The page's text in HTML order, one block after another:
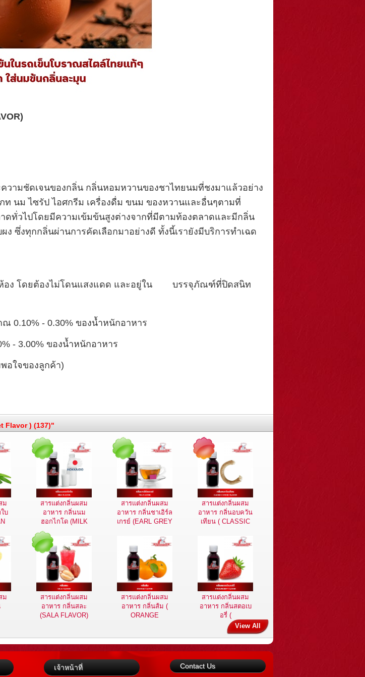
ามชัดเจนของกลิ่น กลิ่นหอมหวานของชาไทยนมที่ชงมาแล้วอย่าง
ท นม ไซรัป ไอศกรีม เครื่องดื่ม ขนม ของหวานและอื่นๆตามที่
ทั่วไปโดยมีความเข้มข้นสูงต่างจากที่มีตามท้องตลาดและมีกลิ่น
ซึ่งทุกกลิ่นผ่านการคัดเลือกมาอย่างดี ทั้งนี้เรายังมีบริการทำเฉด
ห้อง โดยต้องไม่โดนแสงแดด และอยู่ใน บรรจุภัณฑ์ที่ปิดสนิท
0.10% - 0.30% ของน้ำหนักอาหาร
- 3.00% ของน้ำหนักอาหาร
อใจของลูกค้า)
Flavor ) (137)"
ม
บ
สารแต่งกลิ่นผสม
อาหาร กลิ่นนม
ฮอกไกโด (MILK
สารแต่งกลิ่นผสม
อาหาร กลิ่นชาเอิร์ล
เกรย์ (EARL GREY
สารแต่งกลิ่นผสม
อาหาร กลิ่นอบควัน
เทียน ( CLASSIC
ม
สารแต่งกลิ่นผสม
อาหาร กลิ่นสละ
(SALA FLAVOR)
สารแต่งกลิ่นผสม
อาหาร กลิ่นส้ม (
ORANGE
สารแต่งกลิ่นผสม
อาหาร กลิ่นสตอเบ
อรี่ (
STRAWBERRY
FLAVOR )
View All
เจ้าหน้าที่ Contact Us